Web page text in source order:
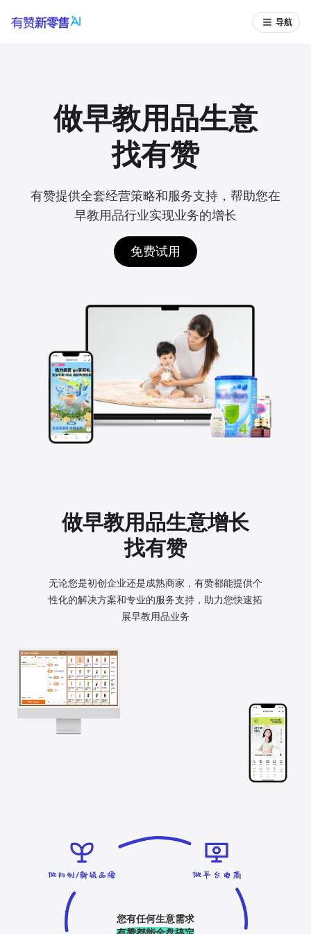
导航
做早教用品生意
找有赞
有赞提供全套经营策略和服务支持，帮助您在
早教用品行业实现业务的增长
免费试用
做早教用品生意增长
找有赞
无论您是初创企业还是成熟商家，有赞都能提供个
性化的解决方案和专业的服务支持，助力您快速拓
展早教用品业务
您有任何生意需求